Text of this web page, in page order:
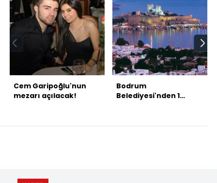
Cem Garipoğlu'nun
mezarı açılacak!
Bodrum
Belediyesi'nden 1